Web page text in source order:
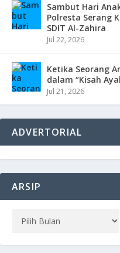
Sambut Hari
Polresta Serang
SDIT Al-Zahira
Jul 22, 2026
Ketika Seorang
dalam “Kisah
Jul 21, 2026
ADVERTORIAL
ARSIP